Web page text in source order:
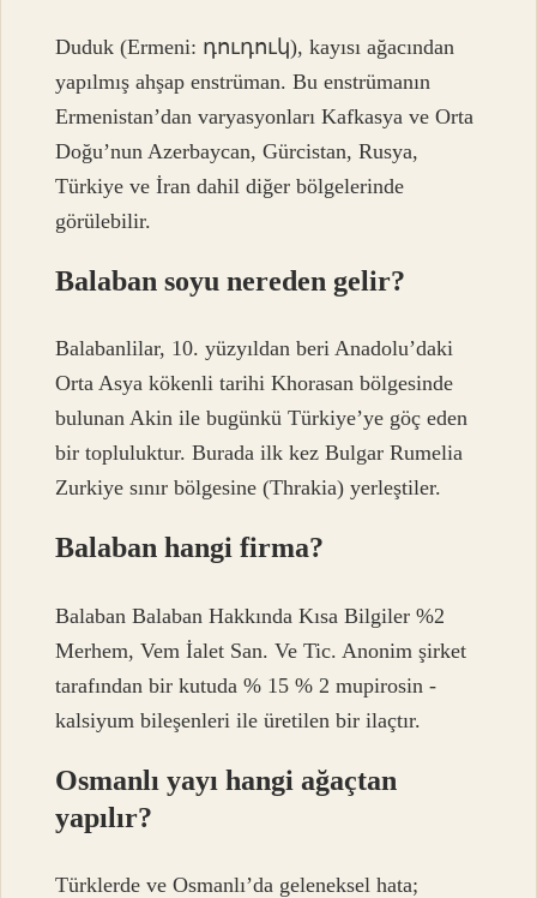
Duduk (Ermeni: դուդուկ), kayısı ağacından
yapılmış ahşap enstrüman. Bu enstrümanın
Ermenistan’dan varyasyonları Kafkasya ve Orta
Doğu’nun Azerbaycan, Gürcistan, Rusya,
Türkiye ve İran dahil diğer bölgelerinde
görülebilir.
Balaban soyu nereden gelir?
Balabanlilar, 10. yüzyıldan beri Anadolu’daki
Orta Asya kökenli tarihi Khorasan bölgesinde
bulunan Akin ile bugünkü Türkiye’ye göç eden
bir topluluktur. Burada ilk kez Bulgar Rumelia
Zurkiye sınır bölgesine (Thrakia) yerleştiler.
Balaban hangi firma?
Balaban Balaban Hakkında Kısa Bilgiler %2
Merhem, Vem İalet San. Ve Tic. Anonim şirket
tarafından bir kutuda % 15 % 2 mupirosin -
kalsiyum bileşenleri ile üretilen bir ilaçtır.
Osmanlı yayı hangi ağaçtan
yapılır?
Türklerde ve Osmanlı’da geleneksel hata;